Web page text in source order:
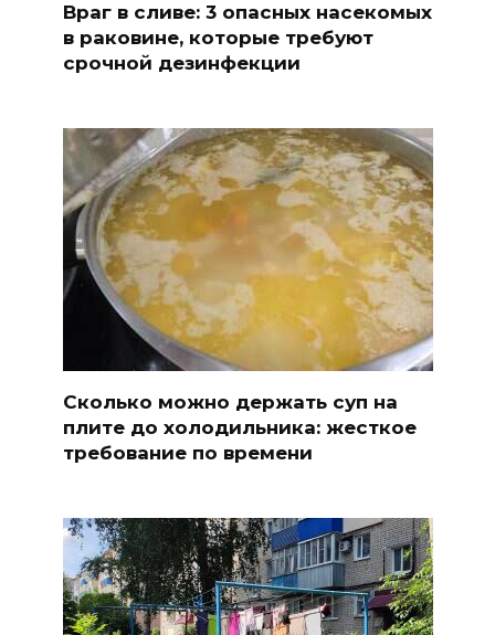
Враг в сливе: 3 опасных насекомых
в раковине, которые требуют
срочной дезинфекции
Сколько можно держать суп на
плите до холодильника: жесткое
требование по времени